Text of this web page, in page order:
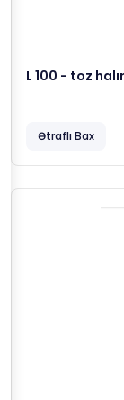
L 100 - toz
Ətraflı Bax